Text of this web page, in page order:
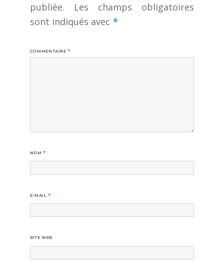
publiée.
Les champs obligatoires
sont indiqués avec *
COMMENTAIRE*
NOM*
E-MAIL*
SITE WEB